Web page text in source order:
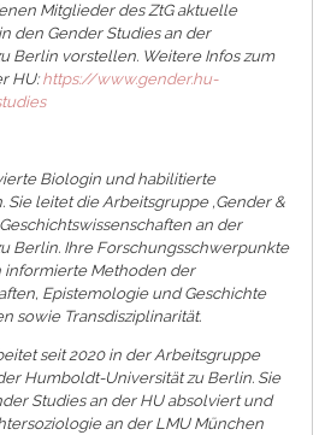
Mitglieder des ZtG aktuelle
den Gender Studies an der
Berlin vorstellen. Weitere Infos zum
HU:https://www.gender.hu-
Biologin und habilitierte
Sie leitet die Arbeitsgruppe ‚Gender &
an der
Berlin. Ihre Forschungsschwerpunkte
Methoden der
Epistemologie und Geschichte
sowie Transdisziplinarität.
seit 2020 in der Arbeitsgruppe
Humboldt-Universität zu Berlin. Sie
Studies an der HU absolviert und
an der LMU München